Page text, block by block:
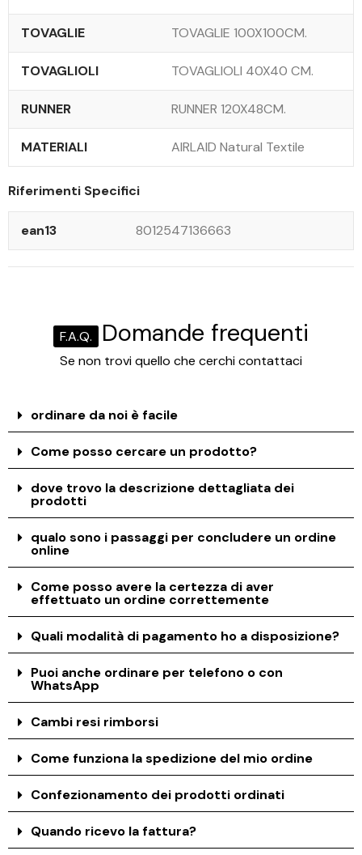
TOVAGLIE TOVAGLIE 100X100CM.
TOVAGLIOLI TOVAGLIOLI 40X40 CM.
RUNNER RUNNER 120X48CM.
MATERIALI AIRLAID Natural Textile
Riferimenti Specifici
ean13 8012547136663
F.A.Q. Domande frequenti
Se non trovi quello che cerchi contattaci
ordinare da noi è facile
Come posso cercare un prodotto?
dove trovo la descrizione dettagliata dei
prodotti
qualo sono i passaggi per concludere un ordine
online
Come posso avere la certezza di aver
effettuato un ordine correttemente
Quali modalità di pagamento ho a disposizione?
Puoi anche ordinare per telefono o con
WhatsApp
Cambi resi rimborsi
Come funziona la spedizione del mio ordine
Confezionamento dei prodotti ordinati
Quando ricevo la fattura?